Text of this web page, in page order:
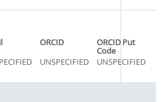
ORCID ORCID Put
Code
UNSPECIFIED UNSPECIFIED